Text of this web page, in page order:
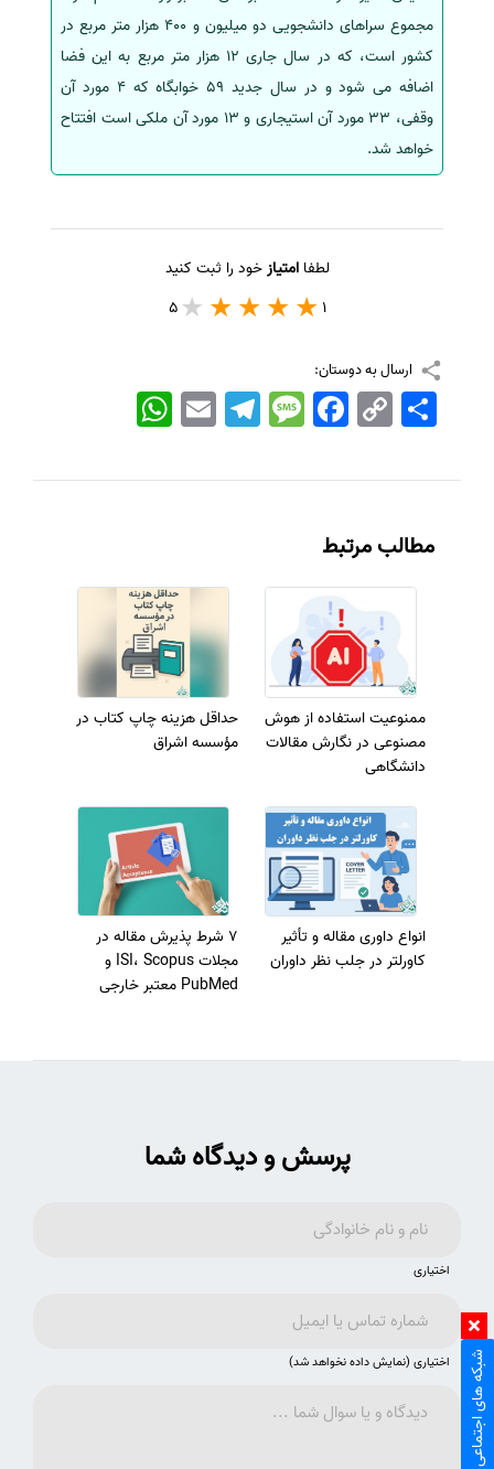
مجموع سراهای دانشجویی دو میلیون و 400 هزار متر مربع در
کشور است، که در سال جاری 12 هزار متر مربع به این فضا
اضافه می شود و در سال جدید 59 خوابگاه که 4 مورد آن
وقفی، 33 مورد آن استیجاری و 13 مورد آن ملکی است افتتاح
خواهد شد.
لطفاامتیاز خود را ثبت کنید
1
5
ارسال به دوستان:
WhatsApp EmailTelegramMessageFacebook Copy
Link
اشتراک
مطالب مرتبط
ممنوعیت استفاده از هوش
مصنوعی در نگارش مقالات
دانشگاهی
حداقل هزینه چاپ کتاب در
مؤسسه اشراق
انواع داوری مقاله و تأثیر
کاورلتر در جلب نظر داوران
7 شرط پذیرش مقاله در
مجلات ISI، Scopus و
PubMed معتبر خارجی
پرسش و دیدگاه شما
اختیاری
اختیاری (نمایش داده نخواهد شد) شبکه های اجتماعی